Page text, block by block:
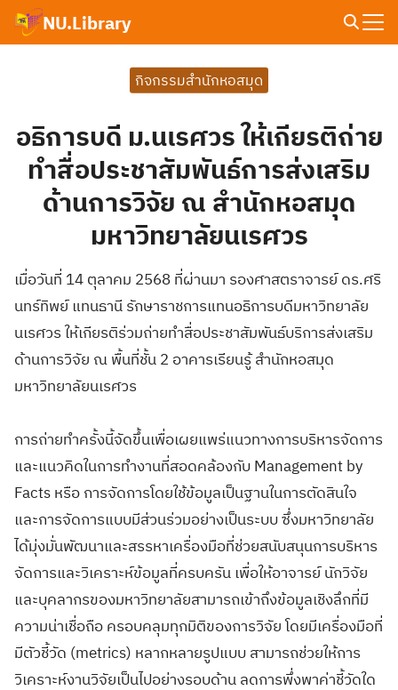
Skip
NU.Library
กิจกรรมสำนักหอสมุด
อธิการบดี ม.นเรศวร ให้เกียรติถ่าย
ทำสื่อประชาสัมพันธ์การส่งเสริม
ด้านการวิจัย ณ สำนักหอสมุด
มหาวิทยาลัยนเรศวร
เมื่อวันที่ 14 ตุลาคม 2568 ที่ผ่านมา รองศาสตราจารย์ ดร.ศริ
นทร์ทิพย์ แทนธานี รักษาราชการแทนอธิการบดีมหาวิทยาลัย
นเรศวร ให้เกียรติร่วมถ่ายทำสื่อประชาสัมพันธ์บริการส่งเสริม
ด้านการวิจัย ณ พื้นที่ชั้น 2 อาคารเรียนรู้ สำนักหอสมุด
มหาวิทยาลัยนเรศวร
การถ่ายทำครั้งนี้จัดขึ้นเพื่อเผยแพร่แนวทางการบริหารจัดการ
และแนวคิดในการทำงานที่สอดคล้องกับ Management by
Facts หรือ การจัดการโดยใช้ข้อมูลเป็นฐานในการตัดสินใจ
และการจัดการแบบมีส่วนร่วมอย่างเป็นระบบ ซึ่งมหาวิทยาลัย
ได้มุ่งมั่นพัฒนาและสรรหาเครื่องมือที่ช่วยสนับสนุนการบริหาร
จัดการและวิเคราะห์ข้อมูลที่ครบครัน เพื่อให้อาจารย์ นักวิจัย
และบุคลากรของมหาวิทยาลัยสามารถเข้าถึงข้อมูลเชิงลึกที่มี
ความน่าเชื่อถือ ครอบคลุมทุกมิติของการวิจัย โดยมีเครื่องมือที่
มีตัวชี้วัด (metrics) หลากหลายรูปแบบ สามารถช่วยให้การ
วิเคราะห์งานวิจัยเป็นไปอย่างรอบด้าน ลดการพึ่งพาค่าชี้วัดใด